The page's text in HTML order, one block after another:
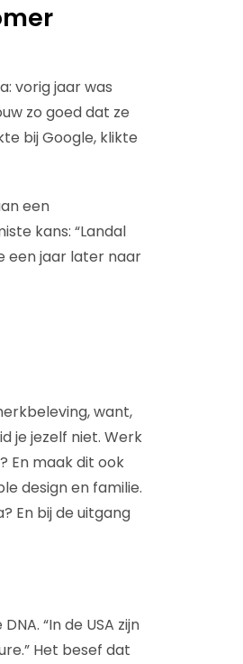
vorig jaar was
zo goed dat ze
bij Google, klikte
een
kans: “Landal
een jaar later naar
want,
je jezelf niet. Werk
En maak dit ook
design en familie.
En bij de uitgang
“In de USA zijn
Het besef dat